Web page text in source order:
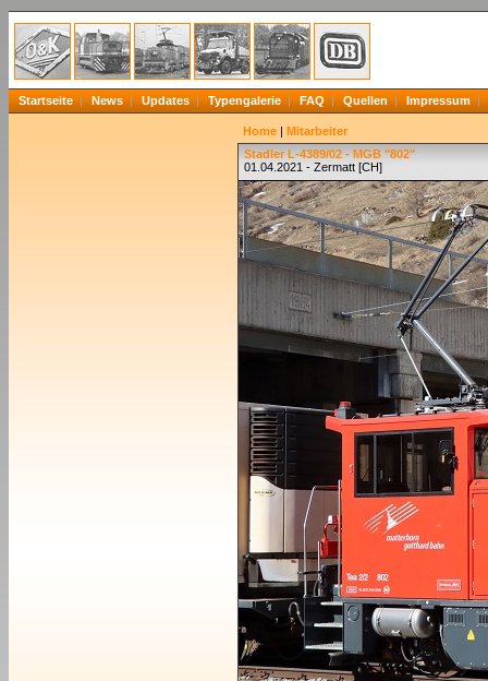
Startseite News Updates Typengalerie FAQ Quellen Impressum
Home | Mitarbeiter
Stadler L-4389/02 - MGB "802"
01.04.2021 - Zermatt [CH]